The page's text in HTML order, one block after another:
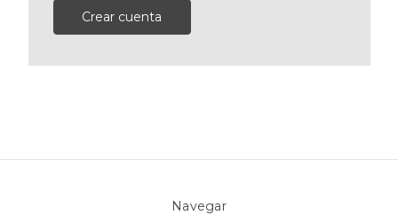
Crear cuenta
Navegar